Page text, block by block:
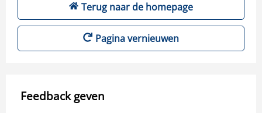
Terug naar de homepage
Pagina vernieuwen
Feedback geven